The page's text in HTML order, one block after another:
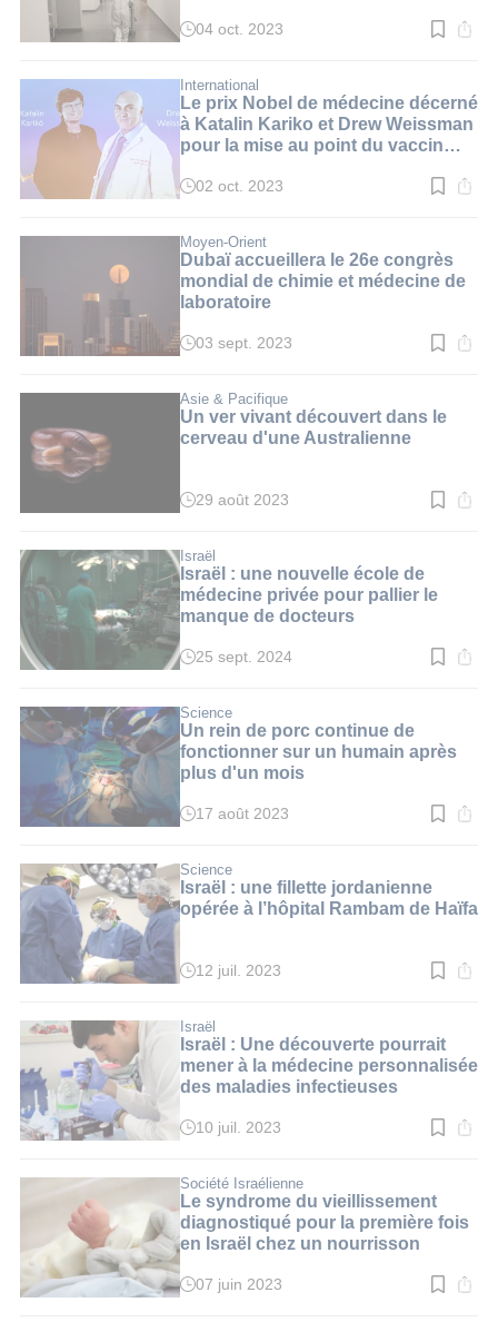
Temps
:
2
min.
04 oct. 2023
International
Le prix Nobel de médecine décerné
à Katalin Kariko et Drew Weissman
pour la mise au point du vaccin
Temps
:
3
min.
02 oct. 2023
Moyen-Orient
Dubaï accueillera le 26e congrès
mondial de chimie et médecine de
laboratoire
Temps
:
2
min.
03 sept. 2023
Asie & Pacifique
Un ver vivant découvert dans le
cerveau d'une Australienne
Temps
:
3
min.
29 août 2023
Israël
Israël : une nouvelle école de
médecine privée pour pallier le
manque de docteurs
Temps
:
2
min.
25 sept. 2024
Science
Un rein de porc continue de
fonctionner sur un humain après
plus d'un mois
Temps
:
2
min.
17 août 2023
Science
Israël : une fillette jordanienne
opérée à l’hôpital Rambam de Haïfa
Temps
:
3
min.
12 juil. 2023
Israël
Israël : Une découverte pourrait
mener à la médecine personnalisée
des maladies infectieuses
Temps
:
2
min.
10 juil. 2023
Société Israélienne
Le syndrome du vieillissement
diagnostiqué pour la première fois
en Israël chez un nourrisson
Temps
07 juin 2023